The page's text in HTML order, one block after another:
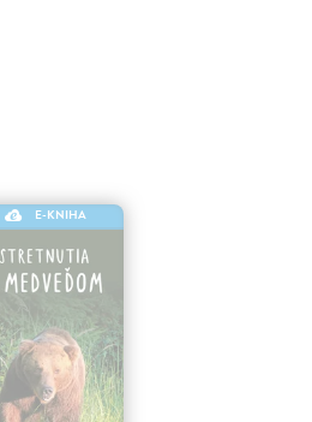
E-KNIHA